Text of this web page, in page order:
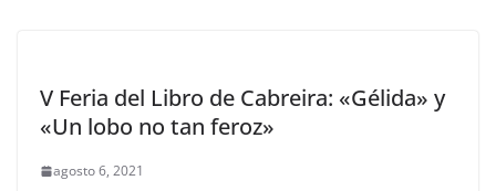
V Feria del Libro de Cabreira: «Gélida» y
«Un lobo no tan feroz»
agosto 6, 2021